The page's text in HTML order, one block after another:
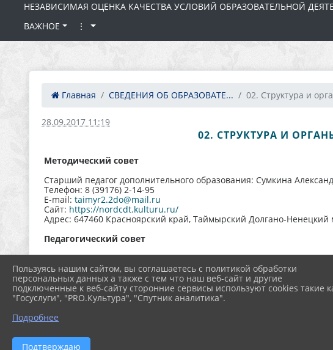
НЕЗАВИСИМАЯ ОЦЕНКА КАЧЕСТВА УСЛОВИЙ ОБРАЗОВАТЕЛЬНОЙ
ВАЖНОЕ
⋮
Главная СВЕДЕНИЯ ОБ ОБРАЗОВАТЕ... 02. Структура и
28.09.2017 11:19
02. СТРУКТУРА И
Методический совет
Старший педагог дополнительного образования: Сумкина
Телефон: 8 (39176) 2-14-95
E-mail: taimyr2.2do@mail.ru
Сайт: https://nordcdt.kulturu.ru/
Адрес: 647460 Красноярский край, Таймырский Долгано-
Педагогический совет
Педагог:Молчанова Любовь Васильевна
Телефон: 8 (39176) 2-14-95
E-mail: taimyr2.2do@mail.ru
Сайт: https://nordcdt.kulturu.ru/
Адрес:647460 Красноярский край, Таймырский Долгано-
Положение о структурных подразделениях:
Директор:
Пользуясь нашим сайтом, вы соглашаетесь с политикой обработки
персональных данных а также с тем что наш веб-сайт и другие
подключенные к веб-сайту сторонние сервисы используют cookies такие
"Госуслуги", "PRO.Культура", "Спутник аналитика".
Подробнее
Подтверждаю